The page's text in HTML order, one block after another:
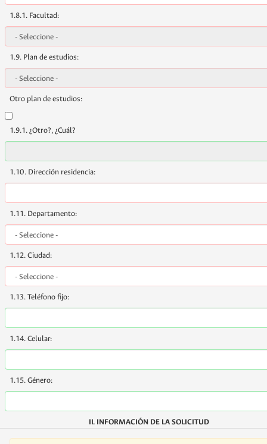
1.8.1. Facultad:
1.9. Plan de estudios:
Otro plan de estudios:
1.9.1. ¿Otro?, ¿Cuál?
1.10. Dirección residencia:
1.11. Departamento:
1.12. Ciudad:
1.13. Teléfono fijo:
1.14. Celular:
1.15. Género:
II. INFORMACIÓN DE LA SOLICITUD